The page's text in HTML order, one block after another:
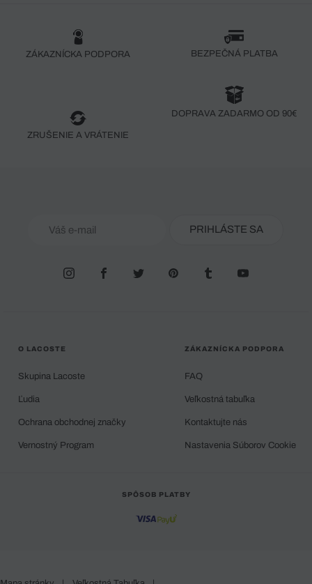
ZÁKAZNÍCKA PODPORA BEZPEČNÁ PLATBA
ZRUŠENIE A VRÁTENIE
DOPRAVA ZADARMO OD 90€
PRIHLÁSTE SA
O LACOSTE
Skupina Lacoste
Ľudia
Ochrana obchodnej značky
Vernostný Program
ZÁKAZNÍCKA PODPORA
FAQ
Veľkostná tabuľka
Kontaktujte nás
Nastavenia Súborov Cookie
SPÔSOB PLATBY